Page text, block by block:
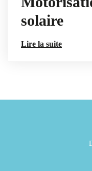
solaire
Lire la suite